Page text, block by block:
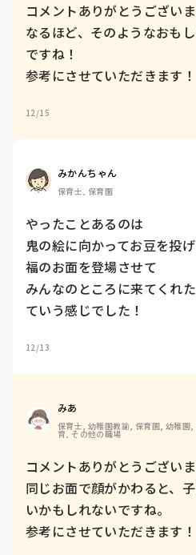
コメントありがとうございま
なるほど、そのようなおも
ですね！
参考にさせていただきます！
12/15
みかんちゃん
保育士, 保育園
やったことあるのは
鬼の絵に向かってお豆を投
福のお面を登場させて
みんなのところに来てくれ
ていう感じでした！
12/13
みあ
保育士, 幼稚園教諭, 保育園, 幼稚園
育, その他の職場
コメントありがとうございま
同じお面で顔がかわると、
いかもしれないですね。
参考にさせていただきます！